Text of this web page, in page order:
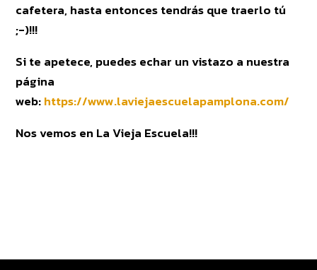
cafetera, hasta entonces tendrás que traerlo tú
;-)!!!
Si te apetece, puedes echar un vistazo a nuestra
página
web:https://www.laviejaescuelapamplona.com/
Nos vemos en La Vieja Escuela!!!